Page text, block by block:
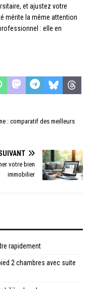
et ajustez votre
mérite la même attention
: elle en
: comparatif des meilleurs
votre bien
immobilier
rapidement
2 chambres avec suite